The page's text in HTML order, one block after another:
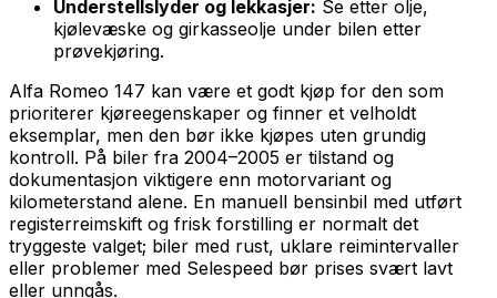
Understellslyder og lekkasjer: Se etter olje,
kjølevæske og girkasseolje under bilen etter
prøvekjøring.
Alfa Romeo 147 kan være et godt kjøp for den som
prioriterer kjøreegenskaper og finner et velholdt
eksemplar, men den bør ikke kjøpes uten grundig
kontroll. På biler fra 2004–2005 er tilstand og
dokumentasjon viktigere enn motorvariant og
kilometerstand alene. En manuell bensinbil med utført
registerreimskift og frisk forstilling er normalt det
tryggeste valget; biler med rust, uklare reimintervaller
eller problemer med Selespeed bør prises svært lavt
eller unngås.